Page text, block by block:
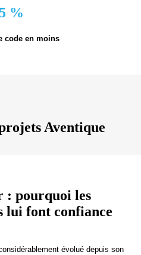
%
code en moins
Aventique
pourquoi les
lui font confiance
évolué depuis son